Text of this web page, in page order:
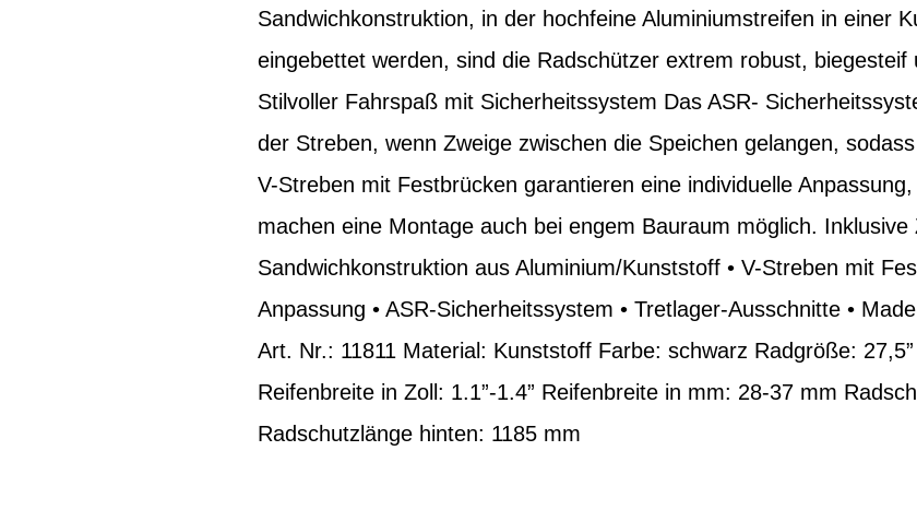
Sandwichkonstruktion, in der hochfeine Aluminiumstreifen in einer
eingebettet werden, sind die Radschützer extrem robust, biegesteif
Stilvoller Fahrspaß mit Sicherheitssystem Das ASR-
der Streben, wenn Zweige zwischen die Speichen gelangen,
V-Streben mit Festbrücken garantieren eine individuelle
machen eine Montage auch bei engem Bauraum möglich. Inklusive
Sandwichkonstruktion aus Aluminium/Kunststoff • V-Streben mit
Anpassung • ASR-Sicherheitssystem • Tretlager-Ausschnitte •
Art. Nr.: 11811 Material: Kunststoff Farbe: schwarz Radgröße: 27,5”
Reifenbreite in Zoll: 1.1”-1.4” Reifenbreite in mm: 28-37 mm
Radschutzlänge hinten: 1185 mm